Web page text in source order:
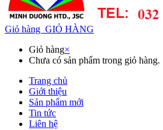
Giỏ hàng GIỎ HÀNG
Giỏ hàng×
Chưa có sản phẩm trong giỏ hàng.
Trang chủ
Giới thiệu
Sản phẩm mới
Tin tức
Liên hệ